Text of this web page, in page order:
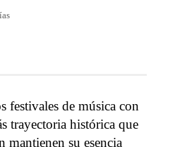
festivales de música con
trayectoria histórica que
mantienen su esencia